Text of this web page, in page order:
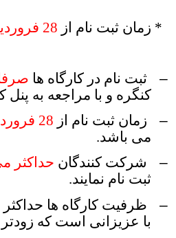
* زمان ثبت نام از 28 فروردین لغایت 5 اردیبهشت
– ثبت نام در کارگاه ها
کنگره و با مراجعه به پنل
–
زمان ثبت نام از 28 فروردین لغایت 5 اردیبهشت
می باشد.
–
شرکت کنندگان حداکثر
ثبت نام نمایند.
–
ظرفیت کارگاه ها حداکثر
با عزیزانی است که زودتر